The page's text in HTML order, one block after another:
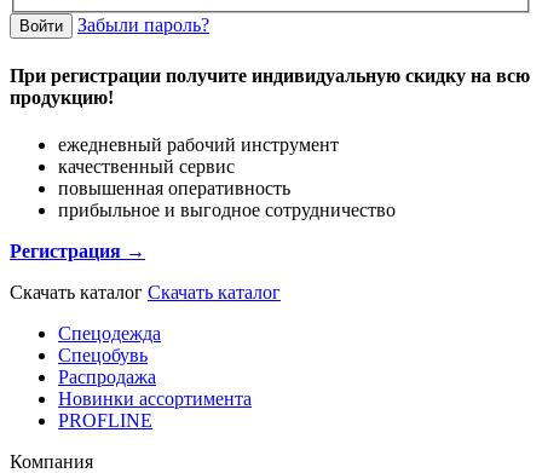
Войти Забыли пароль?
При регистрации получите индивидуальную скидку на всю
продукцию!
ежедневный рабочий инструмент
качественный сервис
повышенная оперативность
прибыльное и выгодное сотрудничество
Регистрация →
Скачать каталог Скачать каталог
Спецодежда
Спецобувь
Распродажа
Новинки ассортимента
PROFLINE
Компания